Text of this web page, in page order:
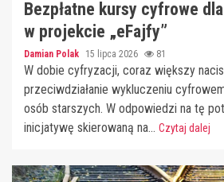
Bezpłatne kursy cyfrowe
w projekcie „eFajfy”
Damian Polak 15 lipca 2026 81
W dobie cyfryzacji, coraz większy
przeciwdziałanie wykluczeniu
osób starszych. W odpowiedzi na tę
inicjatywę skierowaną na... Czytaj dalej